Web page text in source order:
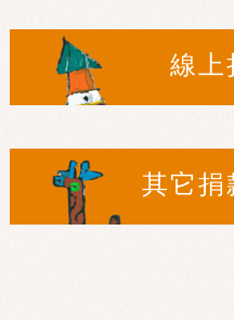
線上
其它捐